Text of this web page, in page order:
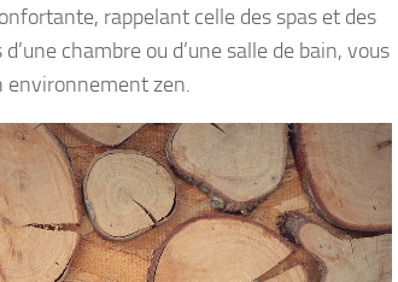
rappelant celle des spas et des
chambre ou d’une salle de bain, vous
environnement zen.